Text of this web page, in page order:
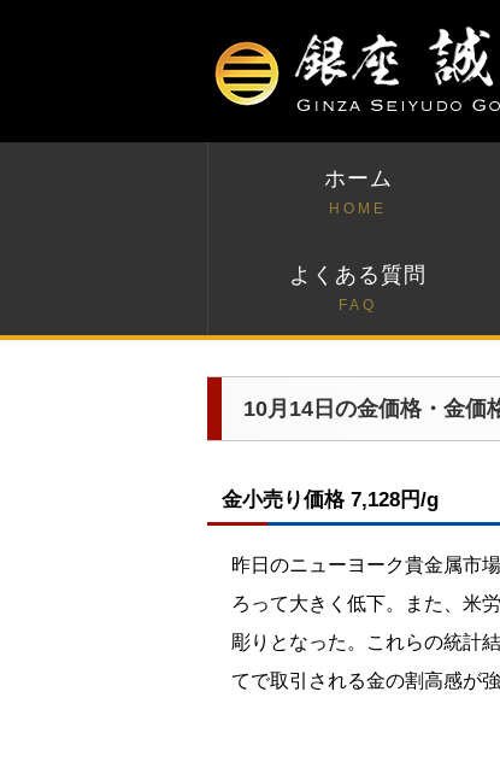
ホーム
HOME
よくある質問
FAQ
10月14日の金価格・金価
金小売り価格 7,128円/g
昨日のニューヨーク貴金属市
ろって大きく低下。また、米
彫りとなった。これらの統計
てで取引される金の割高感が